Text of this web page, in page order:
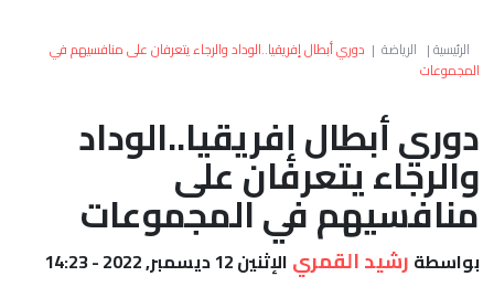
العالم
الصحراء
الرئيسية| الرياضة | دوري أبطال إفريقيا..الوداد والرجاء يتعرفان على منافسيهم في
المجموعات
دوري أبطال إفريقيا..الوداد
والرجاء يتعرفان على
منافسيهم في المجموعات
بواسطة رشيد القمري الإثنين 12 ديسمبر, 2022 - 14:23